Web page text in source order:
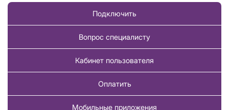
Подключить
Вопрос специалисту
Кабинет пользователя
Оплатить
Мобильные приложения